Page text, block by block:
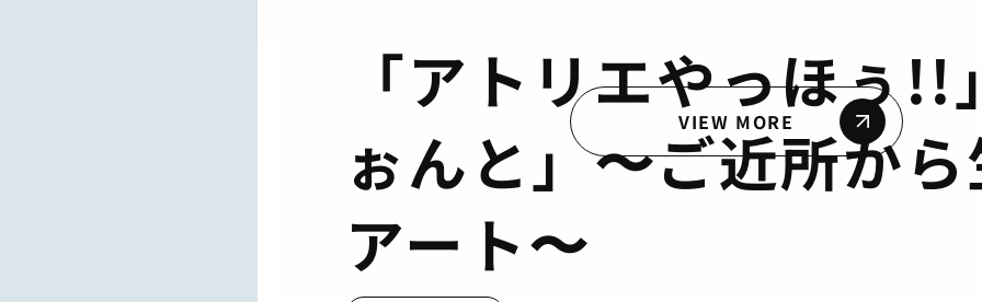
「アトリエやっほぅ
ぉんと」〜ご近所か
アート〜
VIEW MORE